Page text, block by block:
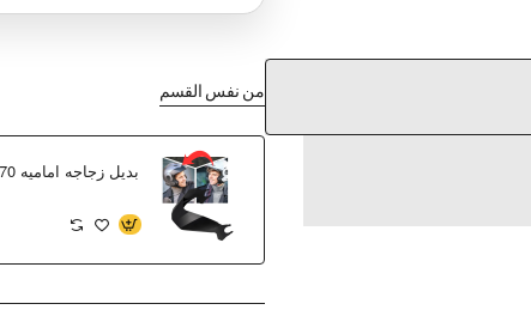
من نفس القسم
بديل زجاجه اماميه LS2 570